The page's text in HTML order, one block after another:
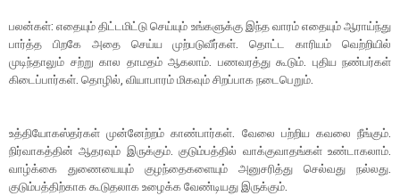
பலன்கள்: எதையும் திட்டமிட்டு செய்யும் உங்களுக்கு இந்த வாரம் எதையும் ஆராய்ந்து
பார்த்த பிறகே அதை செய்ய முற்படுவீர்கள். தொட்ட காரியம் வெற்றியில்
முடிந்தாலும் சற்று கால தாமதம் ஆகலாம். பணவரத்து கூடும். புதிய நண்பர்கள்
கிடைப்பார்கள். தொழில், வியாபாரம் மிகவும் சிறப்பாக நடைபெறும்.
உத்தியோகஸ்தர்கள் முன்னேற்றம் காண்பார்கள். வேலை பற்றிய கவலை நீங்கும்.
நிர்வாகத்தின் ஆதரவும் இருக்கும். குடும்பத்தில் வாக்குவாதங்கள் உண்டாகலாம்.
வாழ்க்கை துணையையும் குழந்தைகளையும் அனுசரித்து செல்வது நல்லது.
குடும்பத்திற்காக கூடுதலாக உழைக்க வேண்டியது இருக்கும்.